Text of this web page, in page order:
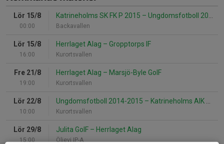
Lör 15/8
00:00
Katrineholms SK FK P 2015 – Ungdomsfotboll 2014-2015
Backavallen
Lör 15/8
16:00
Herrlaget Alag – Gropptorps IF
Kurortsvallen
Fre 21/8
19:00
Herrlaget Alag – Marsjö-Byle GoIF
Kurortsvallen
Lör 22/8
10:00
Ungdomsfotboll 2014-2015 – Katrineholms AIK 2015 Svart
Kurortsvallen
Lör 29/8
15:00
Julita GoIF – Herrlaget Alag
Öljevi IP-A